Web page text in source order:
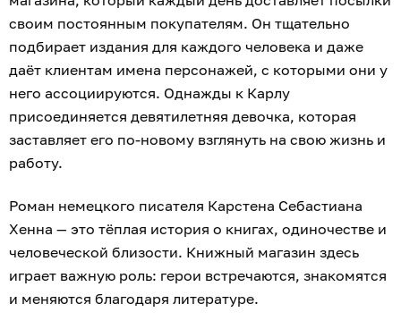
своим постоянным покупателям. Он тщательно
подбирает издания для каждого человека и даже
даёт клиентам имена персонажей, с которыми они у
него ассоциируются. Однажды к Карлу
присоединяется девятилетняя девочка, которая
заставляет его по-новому взглянуть на свою жизнь и
работу.
Роман немецкого писателя Карстена Себастиана
Хенна — это тёплая история о книгах, одиночестве и
человеческой близости. Книжный магазин здесь
играет важную роль: герои встречаются, знакомятся
и меняются благодаря литературе.